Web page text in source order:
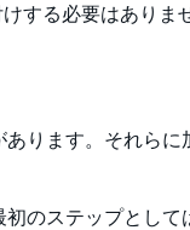
する必要はあり
ります。それら
のステップとし